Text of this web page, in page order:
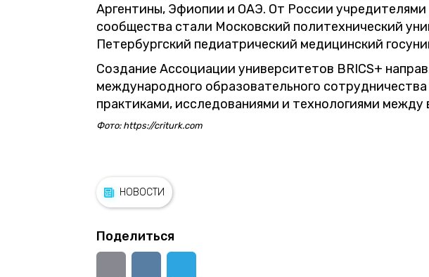
Аргентины, Эфиопии и ОАЭ. От России учредителями
сообщества стали Московский политехнический
Петербургский педиатрический медицинский
Создание Ассоциации университетов BRICS+
международного образовательного
практиками, исследованиями и технологиями между
Фото: https://criturk.com
НОВОСТИ
Поделиться